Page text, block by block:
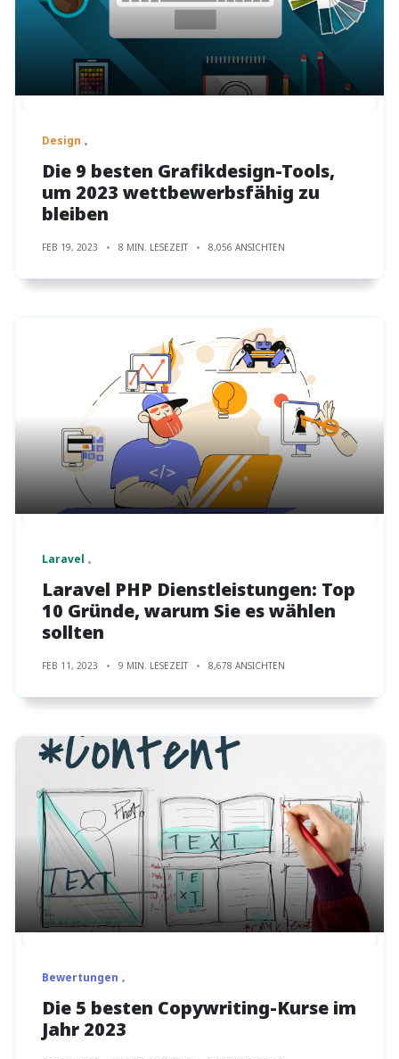
Design
Die 9 besten Grafikdesign-Tools,
um 2023 wettbewerbsfähig zu
bleiben
FEB 19, 2023 8 MIN. LESEZEIT 8,056 ANSICHTEN
Laravel
Laravel PHP Dienstleistungen: Top
10 Gründe, warum Sie es wählen
sollten
FEB 11, 2023 9 MIN. LESEZEIT 8,678 ANSICHTEN
Bewertungen
Die 5 besten Copywriting-Kurse im
Jahr 2023